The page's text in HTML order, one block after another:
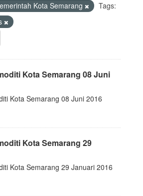
Kota Semarang
Tags:
Kota Semarang 08 Juni
Kota Semarang 08 Juni 2016
Kota Semarang 29
Kota Semarang 29 Januari 2016